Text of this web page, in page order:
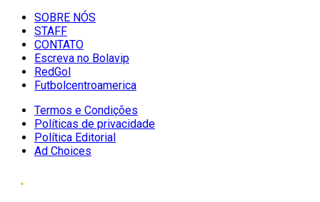
SOBRE NÓS
STAFF
CONTATO
Escreva no Bolavip
RedGol
Futbolcentroamerica
Termos e Condições
Políticas de privacidade
Política Editorial
Ad Choices